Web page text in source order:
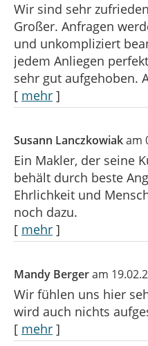
Wir sind sehr
Großer. Anfragen
und unkompliziert
jedem Anliegen
sehr gut aufgehoben.
[ mehr ]
Susann Lanczkowiakam
Ein Makler, der seine
behält durch beste
Ehrlichkeit und
noch dazu.
[ mehr ]
Mandy Bergeram
Wir fühlen uns hier
wird auch nichts
[ mehr ]